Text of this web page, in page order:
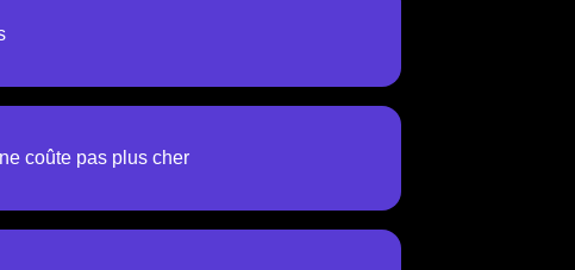
coûte pas plus cher